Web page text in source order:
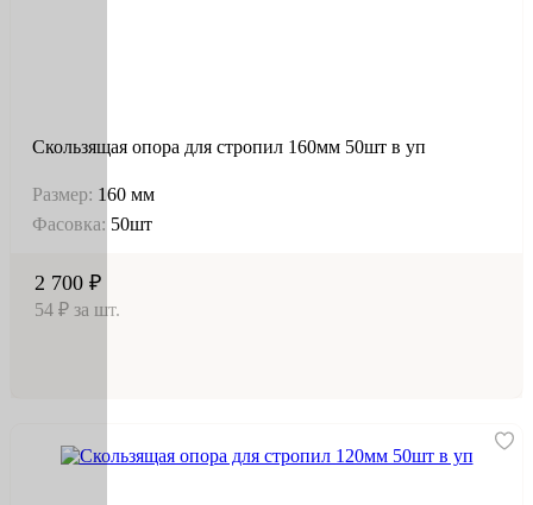
Скользящая опора для стропил 160мм 50шт в уп
Размер: 160 мм
Фасовка: 50шт
2 700 ₽
54 ₽ за шт.